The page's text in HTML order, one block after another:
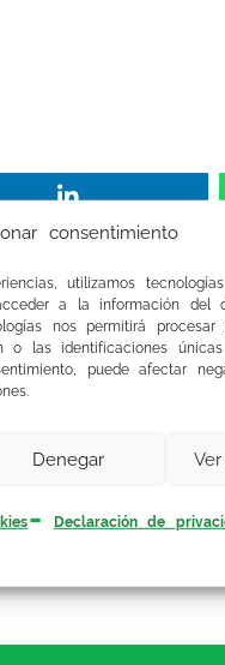
consentimiento
utilizamos
a la información del
nos permitirá
o las identificaciones
puede afectar
Denegar
Declaración de
remitió una
que fué
contradice lo
archivos/